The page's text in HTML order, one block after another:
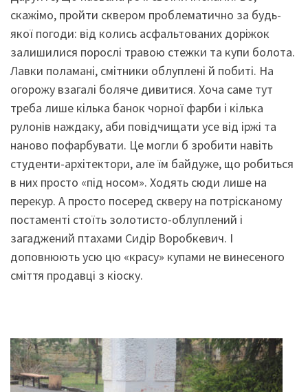
скажімо, пройти сквером проблематично за будь-
якої погоди: від колись асфальтованих доріжок
залишилися порослі травою стежки та купи болота.
Лавки поламані, смітники облуплені й побиті. На
огорожу взагалі боляче дивитися. Хоча саме тут
треба лише кілька банок чорної фарби і кілька
рулонів наждаку, аби повідчищати усе від іржі та
наново пофарбувати. Це могли б зробити навіть
студенти-архітектори, але їм байдуже, що робиться
в них просто «під носом». Ходять сюди лише на
перекур. А просто посеред скверу на потрісканому
постаменті стоїть золотисто-облуплений і
загаджений птахами Сидір Воробкевич. І
доповнюють усю цю «красу» купами не винесеного
сміття продавці з кіоску.